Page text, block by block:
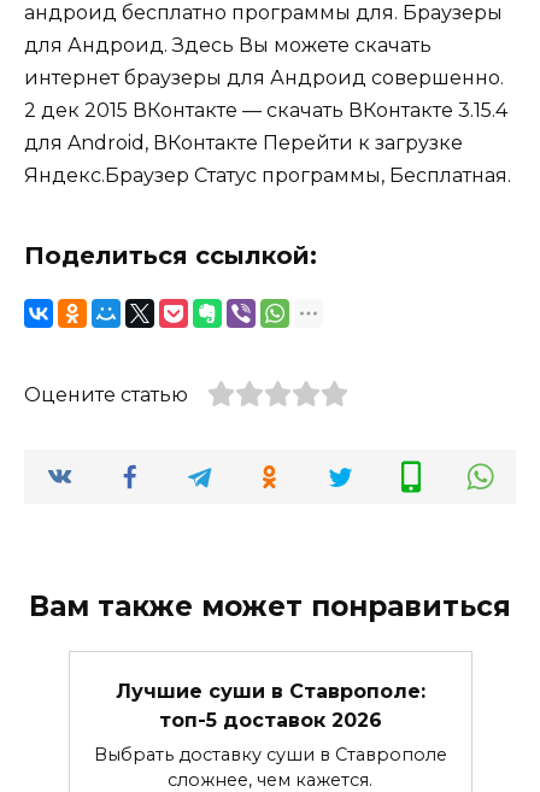
андроид бесплатно программы для. Браузеры
для Андроид. Здесь Вы можете скачать
интернет браузеры для Андроид совершенно.
2 дек 2015 ВКонтакте — скачать ВКонтакте 3.15.4
для Android, ВКонтакте Перейти к загрузке
Яндекс.Браузер Статус программы, Бесплатная.
Поделиться ссылкой:
Оцените статью
Вам также может понравиться
Лучшие суши в Ставрополе:
топ-5 доставок 2026
Выбрать доставку суши в Ставрополе
сложнее, чем кажется.